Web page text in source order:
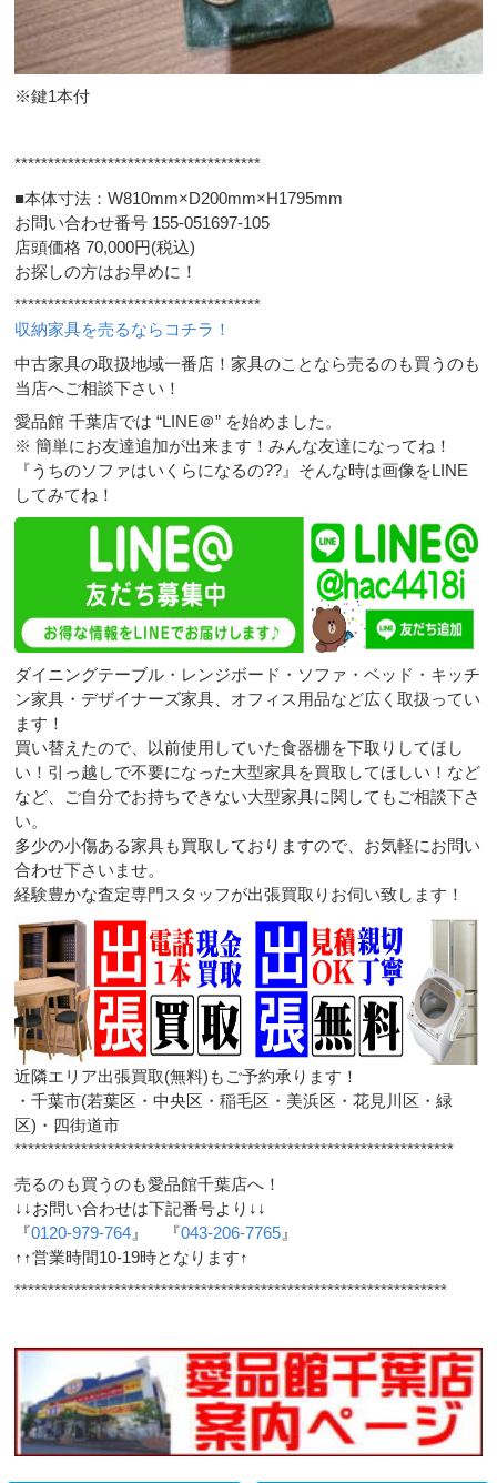
※鍵1本付
*************************************
■本体寸法：W810mm×D200mm×H1795mm
お問い合わせ番号 155-051697-105
店頭価格 70,000円(税込)
お探しの方はお早めに！
*************************************
収納家具を売るならコチラ！
中古家具の取扱地域一番店！家具のことなら売るのも買うのも
当店へご相談下さい！
愛品館 千葉店では “LINE＠” を始めました。
※ 簡単にお友達追加が出来ます！みんな友達になってね！
『うちのソファはいくらになるの??』そんな時は画像をLINE
してみてね！
ダイニングテーブル・レンジボード・ソファ・ベッド・キッチ
ン家具・デザイナーズ家具、オフィス用品など広く取扱ってい
ます！
買い替えたので、以前使用していた食器棚を下取りしてほし
い！引っ越しで不要になった大型家具を買取してほしい！など
など、ご自分でお持ちできない大型家具に関してもご相談下さ
い。
多少の小傷ある家具も買取しておりますので、お気軽にお問い
合わせ下さいませ。
経験豊かな査定専門スタッフが出張買取りお伺い致します！
近隣エリア出張買取(無料)もご予約承ります！
・千葉市(若葉区・中央区・稲毛区・美浜区・花見川区・緑
区)・四街道市
******************************************************************
売るのも買うのも愛品館千葉店へ！
↓↓お問い合わせは下記番号より↓↓
『0120-979-764 』 『043-206-7765 』
↑↑営業時間10-19時となります↑
*****************************************************************